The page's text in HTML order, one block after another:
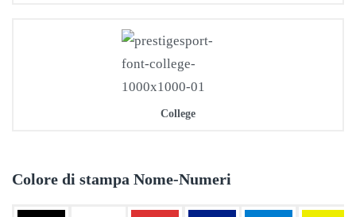
College
Colore di stampa Nome-Numeri